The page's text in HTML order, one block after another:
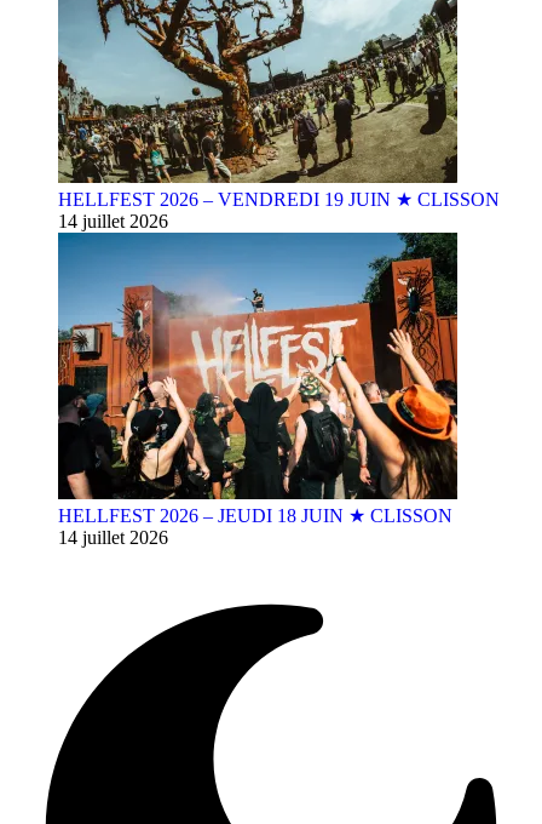
HELLFEST 2026 – VENDREDI 19 JUIN ★ CLISSON
14 juillet 2026
HELLFEST 2026 – JEUDI 18 JUIN ★ CLISSON
14 juillet 2026